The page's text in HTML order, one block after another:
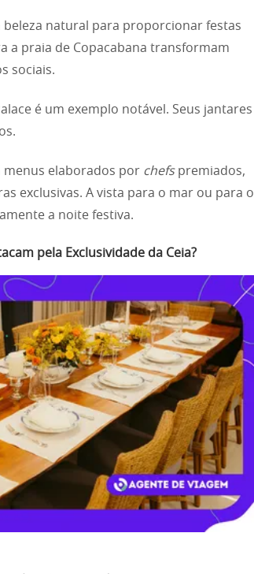
beleza natural para proporcionar festas
a praia de Copacabana transformam
sociais.
é um exemplo notável. Seus jantares
menus elaborados por chefspremiados,
exclusivas. A vista para o mar ou para o
a noite festiva.
pela Exclusividade da Ceia?